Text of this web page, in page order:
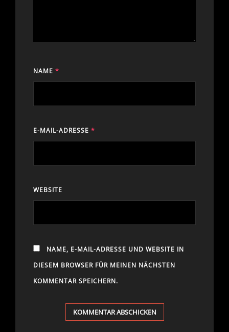
NAME *
E-MAIL-ADRESSE *
WEBSITE
NAME, E-MAIL-ADRESSE UND WEBSITE IN
DIESEM BROWSER FÜR MEINEN NÄCHSTEN
KOMMENTAR SPEICHERN.